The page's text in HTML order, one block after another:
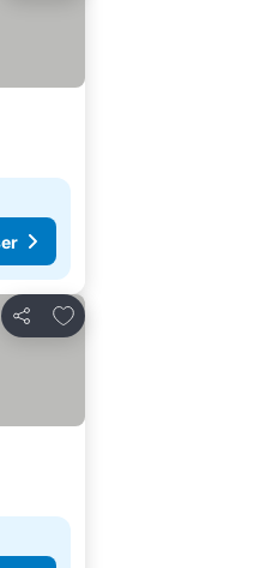
Dela
Lägg till i Mina Favoriter